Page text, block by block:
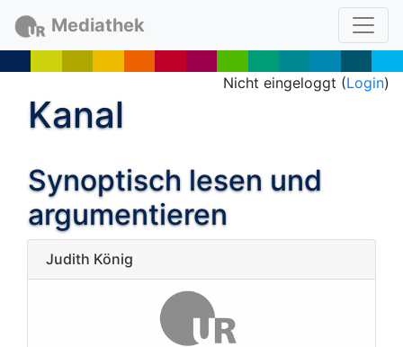
Mediathek
Nicht eingeloggt (Login)
Kanal
Synoptisch lesen und
argumentieren
Judith König